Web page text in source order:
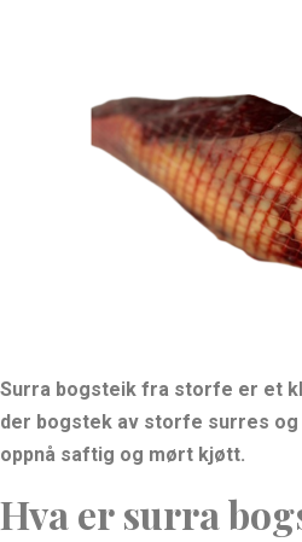
Surra bogsteik fra storfe er et
der bogstek av storfe surres
oppnå saftig og mørt kjøtt.
Hva er surra